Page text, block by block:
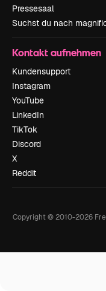
Pressesaal
Suchst du nach
Kontakt aufnehmen
Kundensupport
Instagram
YouTube
LinkedIn
TikTok
Discord
X
Reddit
Copyright © 2010-2026